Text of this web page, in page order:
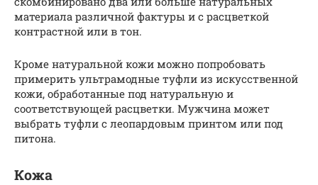
материала различной фактуры и с расцветкой
контрастной или в тон.
Кроме натуральной кожи можно попробовать
примерить ультрамодные туфли из искусственной
кожи, обработанные под натуральную и
соответствующей расцветки. Мужчина может
выбрать туфли с леопардовым принтом или под
питона.
Кожа